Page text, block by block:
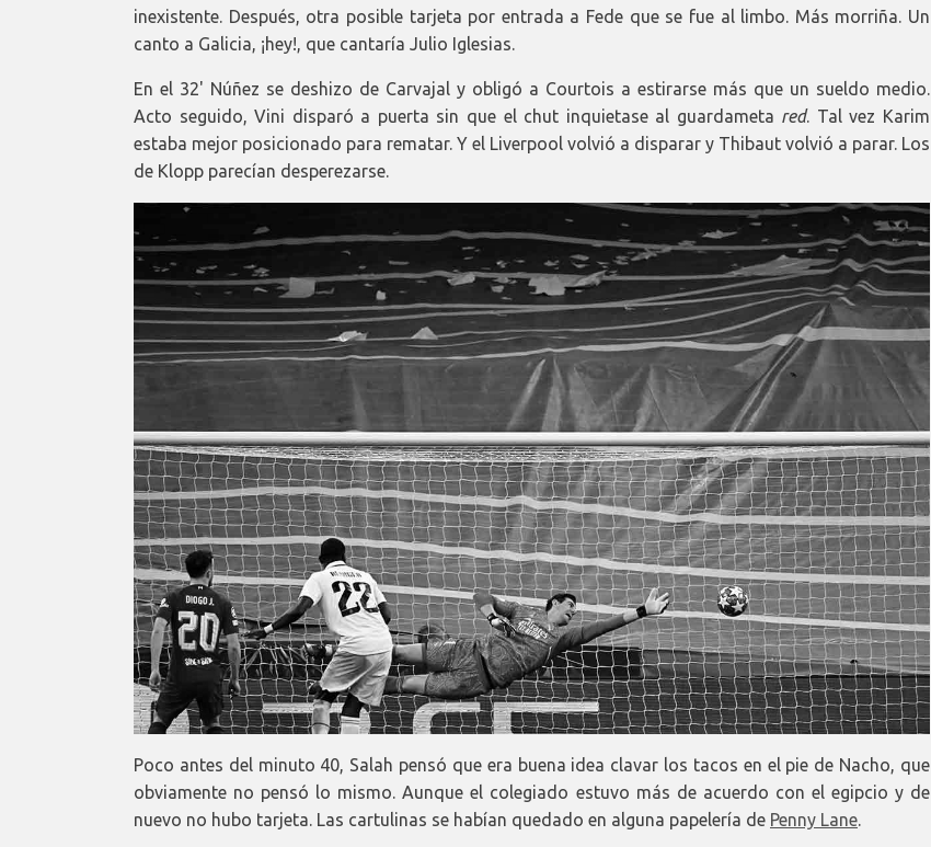
inexistente. Después, otra posible tarjeta por entrada a Fede que se fue al limbo. Más morriña. Un
canto a Galicia, ¡hey!, que cantaría Julio Iglesias.
En el 32' Núñez se deshizo de Carvajal y obligó a Courtois a estirarse más que un sueldo medio.
Acto seguido, Vini disparó a puerta sin que el chut inquietase al guardameta red. Tal vez Karim
estaba mejor posicionado para rematar. Y el Liverpool volvió a disparar y Thibaut volvió a parar. Los
de Klopp parecían desperezarse.
Poco antes del minuto 40, Salah pensó que era buena idea clavar los tacos en el pie de Nacho, que
obviamente no pensó lo mismo. Aunque el colegiado estuvo más de acuerdo con el egipcio y de
nuevo no hubo tarjeta. Las cartulinas se habían quedado en alguna papelería de Penny Lane